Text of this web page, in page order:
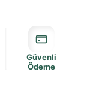
Güvenli
Ödeme